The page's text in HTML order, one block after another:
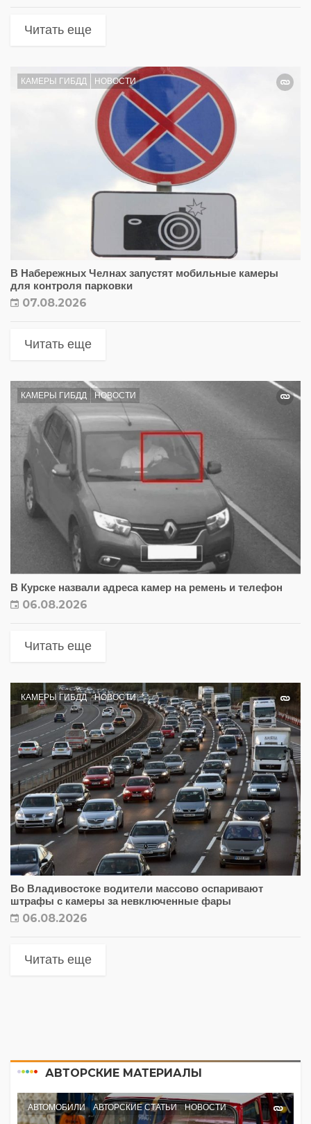
Читать еще
КАМЕРЫ ГИБДД НОВОСТИ
В Набережных Челнах запустят мобильные камеры
для контроля парковки
07.08.2026
Читать еще
КАМЕРЫ ГИБДД НОВОСТИ
В Курске назвали адреса камер на ремень и телефон
06.08.2026
Читать еще
КАМЕРЫ ГИБДД НОВОСТИ
Во Владивостоке водители массово оспаривают
штрафы с камеры за невключенные фары
06.08.2026
Читать еще
АВТОРСКИЕ МАТЕРИАЛЫ
АВТОМОБИЛИ АВТОРСКИЕ СТАТЬИ НОВОСТИ